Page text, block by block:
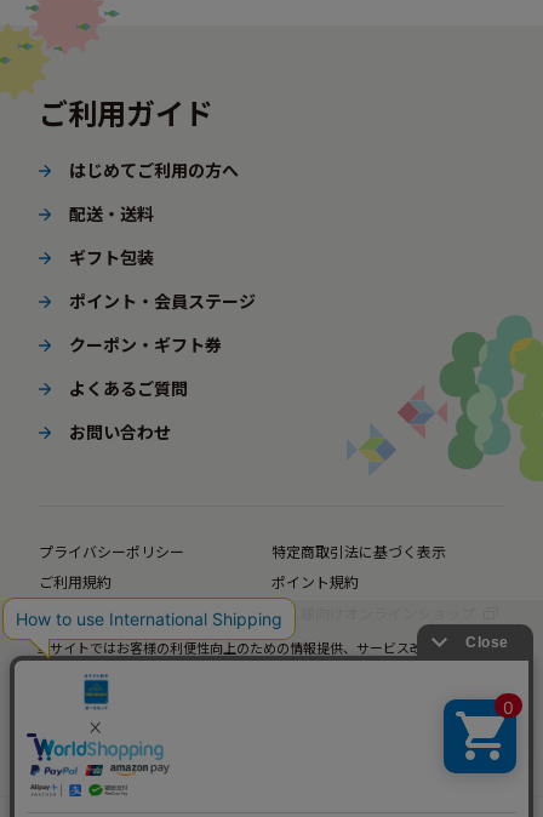
ご利用ガイド
はじめてご利用の方へ
配送・送料
ギフト包装
ポイント・会員ステージ
クーポン・ギフト券
よくあるご質問
お問い合わせ
プライバシーポリシー
特定商取引法に基づく表示
ご利用規約
ポイント規約
企業サイト
法人様向けオンラインショップ
当サイトではお客様の利便性向上のための情報提供、サービス改善のための分
当サイトの閲覧を継続された場合、Cookieの使用にご同意いただいたものとみ
なします。
詳細については